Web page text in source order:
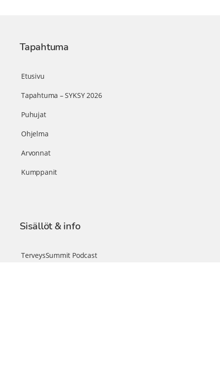
Tapahtuma
Etusivu
Tapahtuma – SYKSY 2026
Puhujat
Ohjelma
Arvonnat
Kumppanit
Sisällöt & info
TerveysSummit Podcast